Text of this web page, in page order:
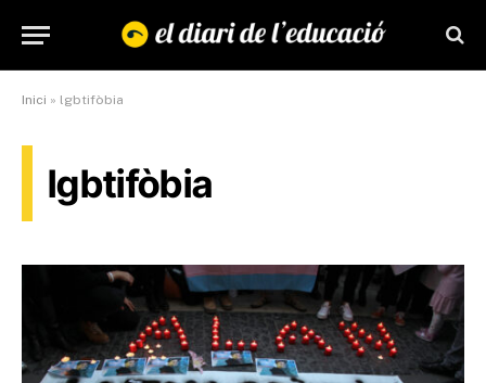
Inici » lgbtifòbia
lgbtifòbia